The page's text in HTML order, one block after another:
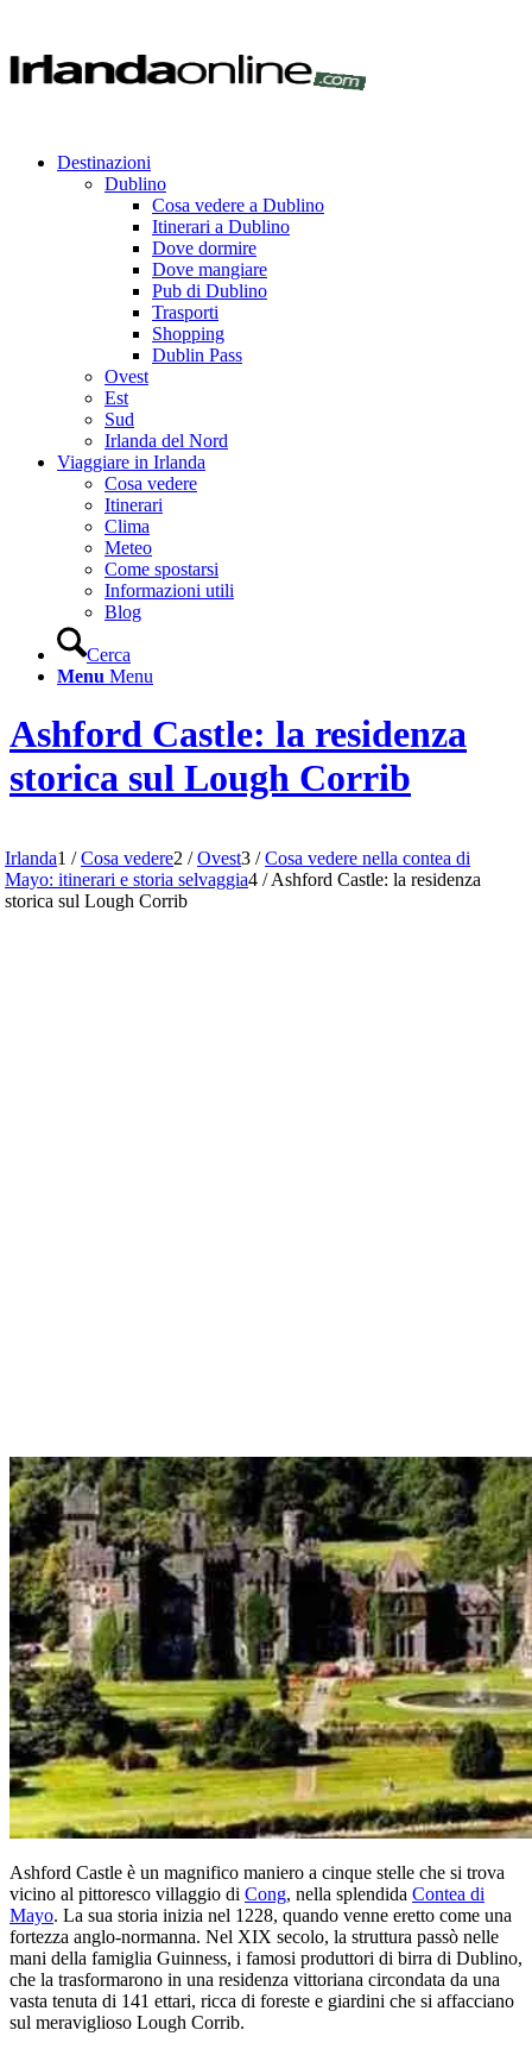
Destinazioni
Dublino
Cosa vedere a Dublino
Itinerari a Dublino
Dove dormire
Dove mangiare
Pub di Dublino
Trasporti
Shopping
Dublin Pass
Ovest
Est
Sud
Irlanda del Nord
Viaggiare in Irlanda
Cosa vedere
Itinerari
Clima
Meteo
Come spostarsi
Informazioni utili
Blog
Cerca
Menu Menu
Ashford Castle: la residenza
storica sul Lough Corrib
Irlanda1 / Cosa vedere2 / Ovest3 / Cosa vedere nella contea di
Mayo: itinerari e storia selvaggia4 / Ashford Castle: la residenza
storica sul Lough Corrib
Ashford Castle è un magnifico maniero a cinque stelle che si trova
vicino al pittoresco villaggio di Cong, nella splendida Contea di
Mayo. La sua storia inizia nel 1228, quando venne eretto come una
fortezza anglo-normanna. Nel XIX secolo, la struttura passò nelle
mani della famiglia Guinness, i famosi produttori di birra di Dublino,
che la trasformarono in una residenza vittoriana circondata da una
vasta tenuta di 141 ettari, ricca di foreste e giardini che si affacciano
sul meraviglioso Lough Corrib.